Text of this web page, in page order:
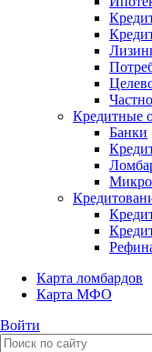
Кредитные
Банки
Карта ломбардов
Карта МФО
Войти